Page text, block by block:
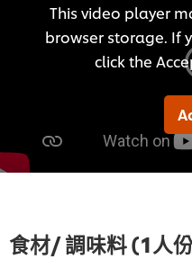
This video player
browser storage. If
click the
食材/ 調味料 (1人